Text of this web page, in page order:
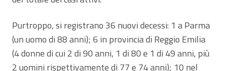
Purtroppo, si registrano 36 nuovi decessi: 1 a Parma
(un uomo di 88 anni); 6 in provincia di Reggio Emilia
(4 donne di cui 2 di 90 anni, 1 di 80 e 1 di 49 anni, più
2 uomini rispettivamente di 77 e 74 anni); 10 nel